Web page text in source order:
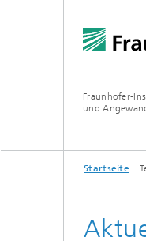
Fraunhofer-
und
ADDITIVE
Startseite